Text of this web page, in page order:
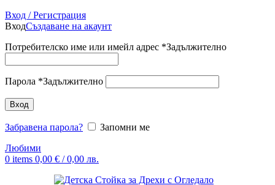
Вход / Регистрация
ВходСъздаване на акаунт
Потребителско име или имейл адрес *Задължително
Парола *Задължително
Вход
Забравена парола?
Запомни ме
Любими
0 items 0,00 € / 0,00 лв.